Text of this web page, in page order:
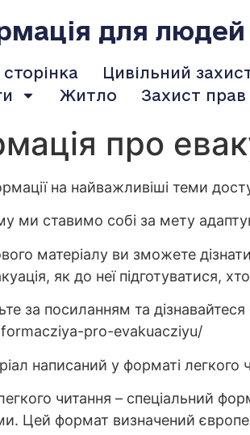
для людей
Цивільний
Житло Захист прав
про
на найважливіші теми
ми ставимо собі за мету
матеріалу ви зможете
як до неї підготуватися,
за посиланням та
pro-evakuacziyu/
написаний у форматі легкого
читання – спеціальний
Цей формат визначений